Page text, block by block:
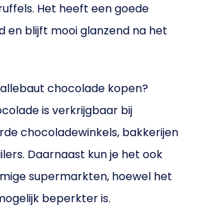
Het heeft een goede
en blijft mooi glanzend na het
chocolade kopen?
is verkrijgbaar bij
chocoladewinkels, bakkerijen
Daarnaast kun je het ook
supermarkten, hoewel het
beperkter is.